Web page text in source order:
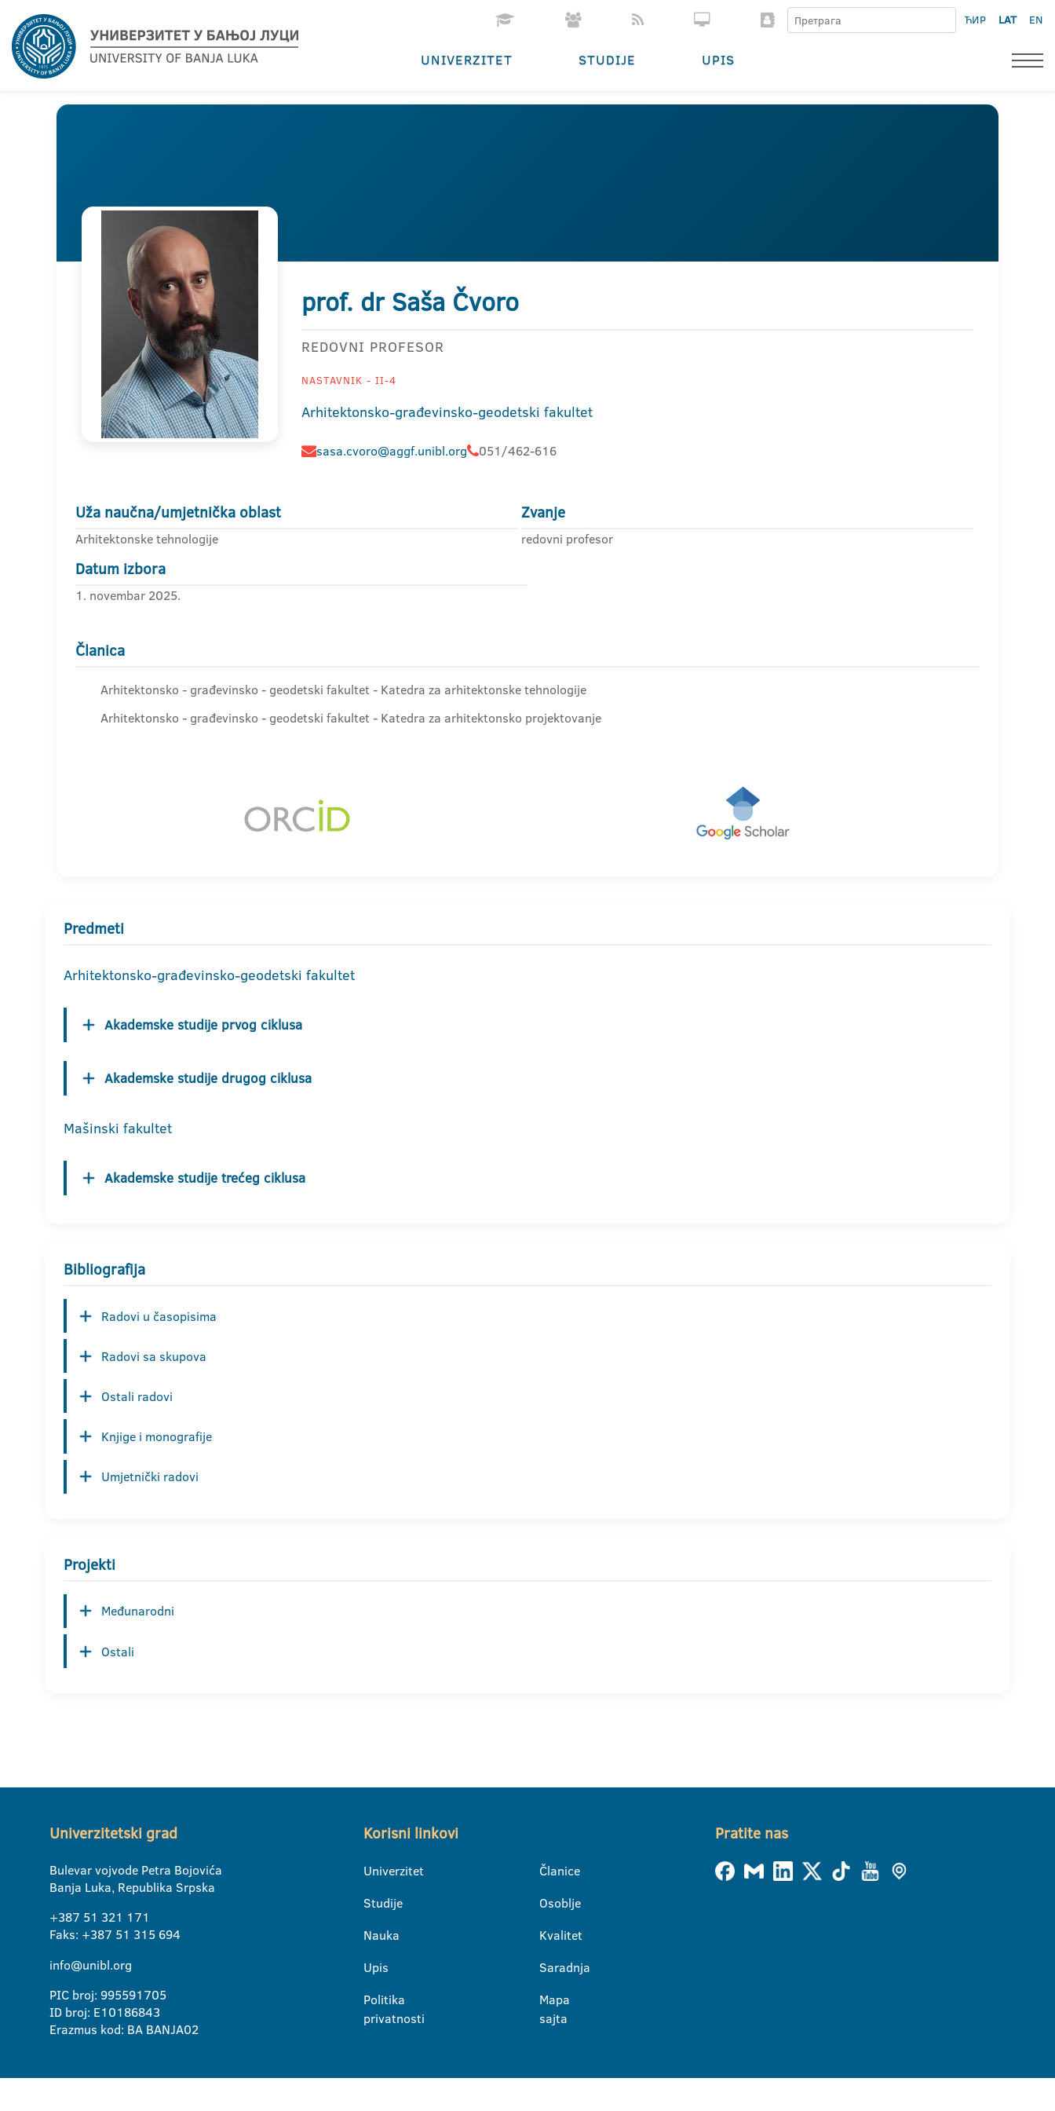
ЋИР LAT EN
UNIVERZITET STUDIJE UPIS
prof. dr Saša Čvoro
REDOVNI PROFESOR
NASTAVNIK - II-4
Arhitektonsko-građevinsko-geodetski fakultet
sasa.cvoro@aggf.unibl.org 051/462-616
Uža naučna/umjetnička oblast
Arhitektonske tehnologije
Zvanje
redovni profesor
Datum izbora
1. novembar 2025.
Članica
Arhitektonsko - građevinsko - geodetski fakultet - Katedra za arhitektonske tehnologije
Arhitektonsko - građevinsko - geodetski fakultet - Katedra za arhitektonsko projektovanje
Predmeti
Arhitektonsko-građevinsko-geodetski fakultet
Akademske studije prvog ciklusa
Akademske studije drugog ciklusa
Mašinski fakultet
Akademske studije trećeg ciklusa
Bibliografija
Radovi u časopisima
Radovi sa skupova
Ostali radovi
Knjige i monografije
Umjetnički radovi
Projekti
Međunarodni
Ostali
Univerzitetski grad
Bulevar vojvode Petra Bojovića
Banja Luka, Republika Srpska
+387 51 321 171
Faks: +387 51 315 694
info@unibl.org
PIC broj: 995591705
ID broj: E10186843
Erazmus kod: BA BANJA02
Korisni linkovi
Univerzitet
Studije
Nauka
Upis
Politika
privatnosti
Članice
Osoblje
Kvalitet
Saradnja
Mapa
sajta
Pratite nas